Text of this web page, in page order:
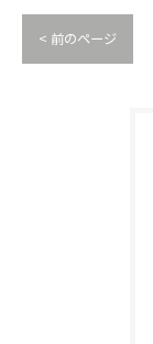
< 前のページ